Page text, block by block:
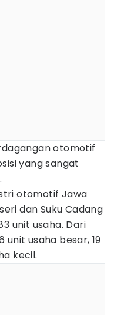
otomotif
yang sangat
otomotif Jawa
dan Suku Cadang
unit usaha. Dari
usaha besar, 19
kecil.